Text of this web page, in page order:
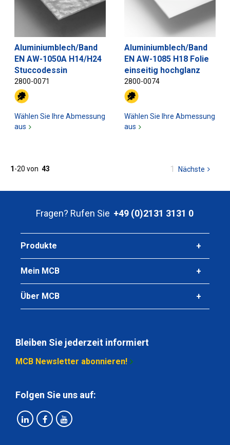
Aluminiumblech/Band
EN AW-1050A H14/H24
Stuccodessin
2800-0071
Wählen Sie Ihre Abmessung
aus
Aluminiumblech/Band
EN AW-1085 H18 Folie
einseitig hochglanz
2800-0074
Wählen Sie Ihre Abmessung
aus
1-20 von 43
Sie
Seite
1 Nächste Seite
Fragen? Rufen Sie +49 (0)2131 3131 0
Produkte
Mein MCB
Über MCB
Bleiben Sie jederzeit informiert
MCB Newsletter abonnieren!
Folgen Sie uns auf: